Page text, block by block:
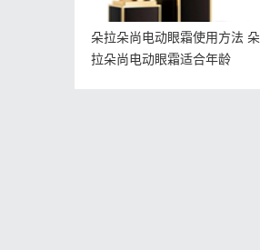
朵拉朵尚电动眼霜使用方法 朵
拉朵尚电动眼霜适合年龄